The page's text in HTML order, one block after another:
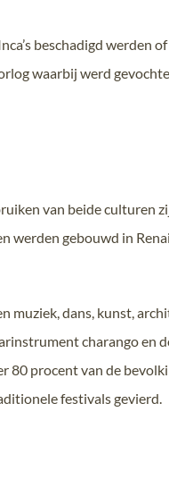
beschadigd werden
waarbij werd
van beide culturen
werden gebouwd in
dans, kunst,
charango en
procent van de
festivals gevierd.